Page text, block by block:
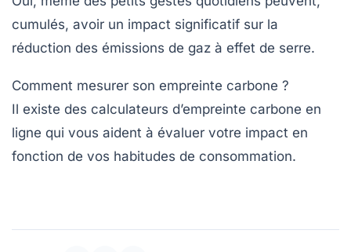
cumulés, avoir un impact significatif sur la
réduction des émissions de gaz à effet de serre.
Comment mesurer son empreinte carbone ?
Il existe des calculateurs d’empreinte carbone en
ligne qui vous aident à évaluer votre impact en
fonction de vos habitudes de consommation.